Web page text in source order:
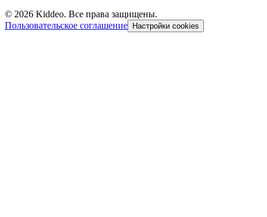
© 2026 Kiddeo. Все права защищены.
Пользовательское соглашение
Настройки cookies